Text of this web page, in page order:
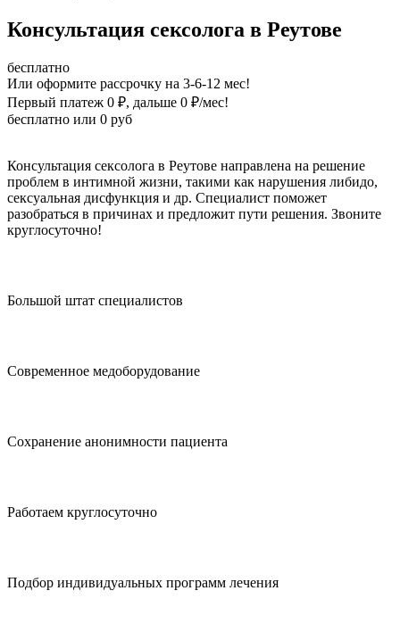
Консультация сексолога в Реутове
бесплатно
Или оформите рассрочку на 3-6-12 мес!
Первый платеж 0 ₽, дальше 0 ₽/мес!
бесплатно или 0 руб
Консультация сексолога в Реутове направлена на решение
проблем в интимной жизни, такими как нарушения либидо,
сексуальная дисфункция и др. Специалист поможет
разобраться в причинах и предложит пути решения. Звоните
круглосуточно!
Большой штат специалистов
Современное медоборудование
Сохранение анонимности пациента
Работаем круглосуточно
Подбор индивидуальных программ лечения